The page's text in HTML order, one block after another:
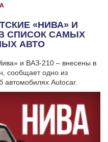
«НИВА» И
СПИСОК САМЫХ
АВТО
и ВАЗ-210 – внесены в
сообщает одно из
автомобилях Autocar.